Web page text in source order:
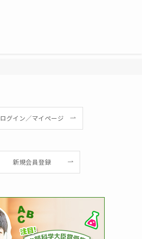
ログイン／マイページ
新規会員登録